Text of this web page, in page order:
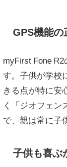
GPS機能の
myFirst Fone
す。子供が学校
きる点が特に安
く「ジオフェン
で、親は常に子
子供も喜ぶ